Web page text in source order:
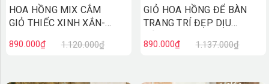
HOA HỒNG MIX CẮM
GIỎ THIẾC XINH XẮN-
890.000₫ 1.120.000₫
GIỎ HOA HỒNG ĐỂ BÀN
TRANG TRÍ ĐẸP DỊU
890.000₫ 1.137.000₫